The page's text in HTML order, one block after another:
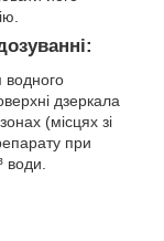
водного
дзеркала
(місцях зі
при
води.